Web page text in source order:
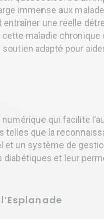
immense aux
une réelle
maladie
adapté pour
qui facilite
telles que la
et un système de
diabétiques et leur